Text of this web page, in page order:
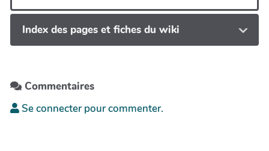
Index des pages et fiches du wiki
Commentaires
Se connecter pour commenter.